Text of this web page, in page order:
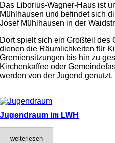
Das Liborius-Wagner-Haus ist
Mühlhausen und befindet sich
Josef Mühlhausen in der
Dort spielt sich ein Großteil des
dienen die Räumlichkeiten für
Gremiensitzungen bis hin zu
Kirchenkaffee oder
werden von der Jugend genutzt.
Jugendraum im LWH
weiterlesen